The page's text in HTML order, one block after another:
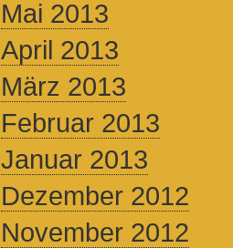
Mai 2013
April 2013
März 2013
Februar 2013
Januar 2013
Dezember 2012
November 2012